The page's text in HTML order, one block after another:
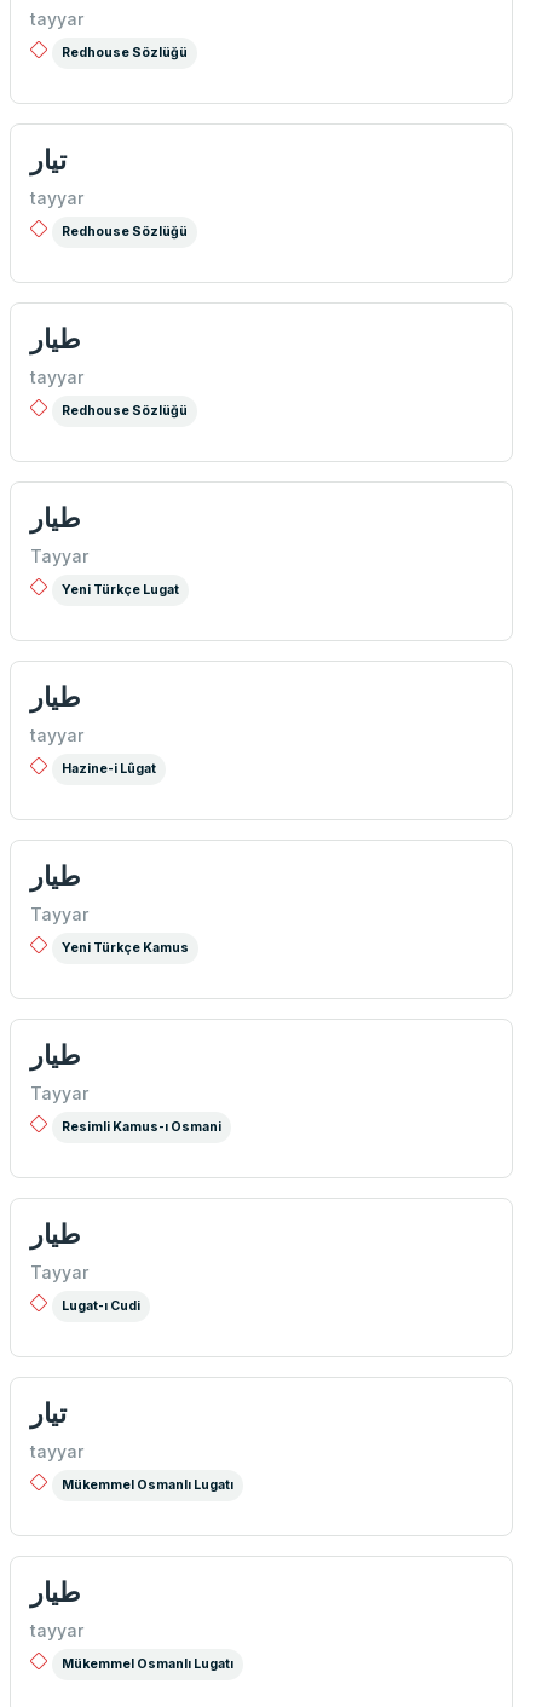
tayyar
Redhouse Sözlüğü
تيار
tayyar
Redhouse Sözlüğü
طيار
tayyar
Redhouse Sözlüğü
طيار
Tayyar
Yeni Türkçe Lugat
طيار
tayyar
Hazine-i Lûgat
طيار
Tayyar
Yeni Türkçe Kamus
طيار
Tayyar
Resimli Kamus-ı Osmani
طيار
Tayyar
Lugat-ı Cudi
تيار
tayyar
Mükemmel Osmanlı Lugatı
طيار
tayyar
Mükemmel Osmanlı Lugatı